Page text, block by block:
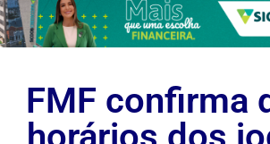
FMF confirma